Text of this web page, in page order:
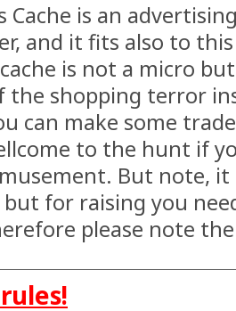
is an
and it fits also to
is not a micro
the shopping terror
can make some
to the hunt if
But note,
but for raising you
please note